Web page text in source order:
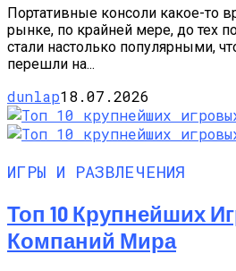
Портативные консоли какое-то
рынке, по крайней мере, до тех
стали настолько популярными,
перешли на...
dunlap18.07.2026
ИГРЫ И РАЗВЛЕЧЕНИЯ
Топ 10 Крупнейших
Компаний Мира